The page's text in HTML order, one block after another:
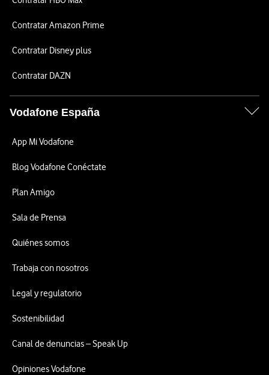
Contratar Amazon Prime
Contratar Disney plus
Contratar DAZN
Vodafone España
App Mi Vodafone
Blog Vodafone Conéctate
Plan Amigo
Sala de Prensa
Quiénes somos
Trabaja con nosotros
Legal y regulatorio
Sostenibilidad
Canal de denuncias – Speak Up
Opiniones Vodafone